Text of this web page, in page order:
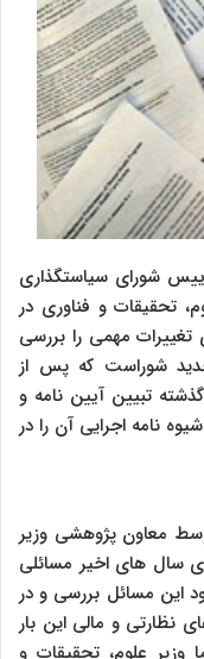
شورای سیاستگذاری
تحقیقات و فناوری در
مهمی را بررسی
شوراست که پس از
تبیین آیین نامه و
نامه اجرایی آن را در
آیین نامه قبلی در سال ۱۳۷۸ توسط معاون پژوهشی وزیر
سال های اخیر مسائلی
این مسائل بررسی و در
نظارتی و مالی این بار
وزیر علوم، تحقیقات و